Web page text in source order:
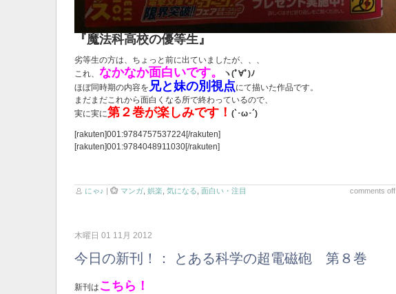
『魔法科高校の優等生』
劣等生の方は、ちょっと前に出ていましたが、、、
これ、なかなか面白いです。
ヽ(ﾟ∀ﾟ)ﾉ
ほぼ同時期の内容を 兄と妹の別視点にて描いた作品です。
まだまだこれから面白くなる所で終わっているので、
実に実に第２巻が楽しみです！(`･ω･´)
[rakuten]001:9784757537224[/rakuten]
[rakuten]001:9784048911030[/rakuten]
comments off
にゃ♪ | マンガ ,娯楽 ,気になる ,面白い・注目
木曜日 01 11月 2012
今日の新刊！： とある科学の超電磁砲 第８巻
新刊は こちら！